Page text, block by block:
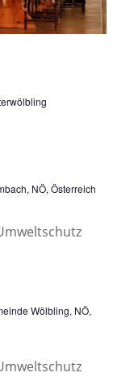
NÖ, Österreich
Wölbling, NÖ,